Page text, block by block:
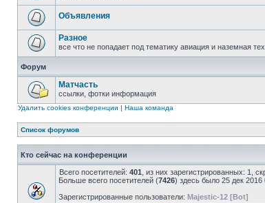
Объявления
Разное
все что не попадает под тематику авиация и наземная
Форум
Матчасть
ссылки, фотки информация
Удалить cookies конференции | Наша команда
Список форумов
Кто сейчас на конференции
Всего посетителей: 401 , из них зарегистрированных: 1,
Больше всего посетителей (7426) здесь было 25 дек 2016
Зарегистрированные пользователи: Majestic-12 [Bot]